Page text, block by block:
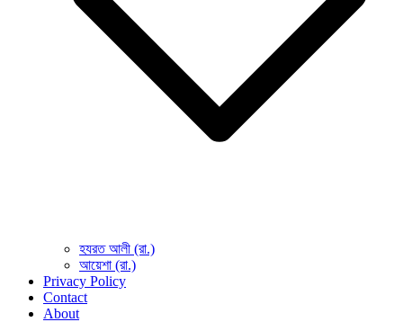
হযরত আলী (রা.)
আয়েশা (রা.)
Privacy Policy
Contact
About